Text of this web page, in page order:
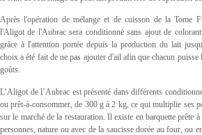
Après l'opération de mélange et de cuisson de la Tome
l'Aligot de l'Aubrac sera conditionné sans ajout de colorant
grâce à l'attention portée depuis la production du lait
choix a été fait de ne pas ajouter d'ail afin que chacun puisse
goûts.
L’Aligot de l’Aubrac est présenté dans différents
ou prêt-à-consommer, de 300 g à 2 kg, ce qui multiplie ses
sur le marché de la restauration. Il existe en barquette prête
personnes, nature ou avec de la saucisse dorée au four, ou